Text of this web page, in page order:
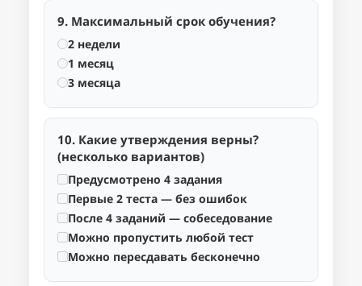
9. Максимальный срок обучения?
2 недели
1 месяц
3 месяца
10. Какие утверждения верны?
(несколько вариантов)
Предусмотрено 4 задания
Первые 2 теста — без ошибок
После 4 заданий — собеседование
Можно пропустить любой тест
Можно пересдавать бесконечно